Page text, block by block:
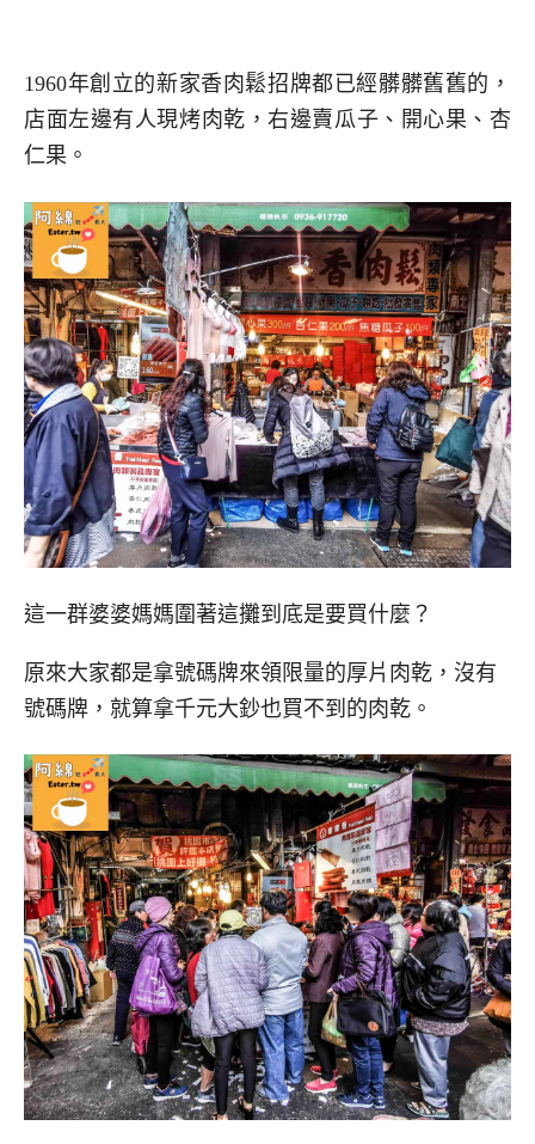
1960年創立的新家香肉鬆招牌都已經髒髒舊舊的，
店面左邊有人現烤肉乾，右邊賣瓜子、開心果、杏
仁果。
這一群婆婆媽媽圍著這攤到底是要買什麼？
原來大家都是拿號碼牌來領限量的厚片肉乾，沒有
號碼牌，就算拿千元大鈔也買不到的肉乾。